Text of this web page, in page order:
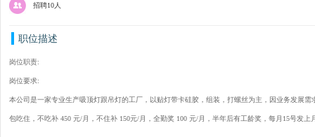
招聘10人
职位描述
岗位职责:
岗位要求:
本公司是一家专业生产吸顶灯跟吊灯的工厂，以贴灯带卡硅胶，组装，打螺丝为主，因业务发展需
包吃住，不吃补 450 元/月，不住补 150元/月，全勤奖 100 元/月，半年后有工龄奖，每月15号发上